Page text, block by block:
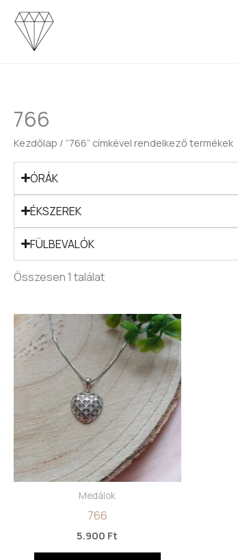
Skip
content
766
Kezdőlap / “766” címkével rendelkező termékek
ÓRÁK
ÉKSZEREK
FÜLBEVALÓK
Összesen 1 találat
Medálok
766
5.900 Ft